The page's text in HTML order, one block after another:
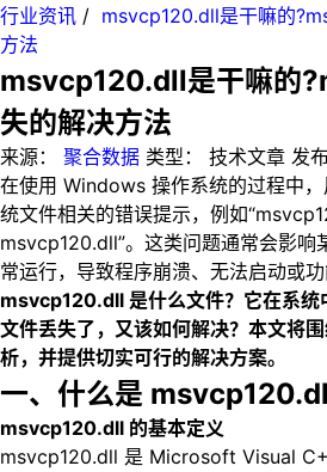
行业资讯 / msvcp120.dll是干嘛的
方法
msvcp120.dll是干嘛的
失的解决方法
来源： 聚合数据 类型： 技术文章 发布
在使用 Windows 操作系统的过程中
统文件相关的错误提示，例如
msvcp120.dll”。这类问题通常会影响
常运行，导致程序崩溃、无法启动或功
msvcp120.dll 是什么文件？它在系统
文件丢失了，又该如何解决？本文将
析，并提供切实可行的解决方案。
一、什么是
msvcp120.dll 的基本定义
msvcp120.dll 是 Microsoft Visual